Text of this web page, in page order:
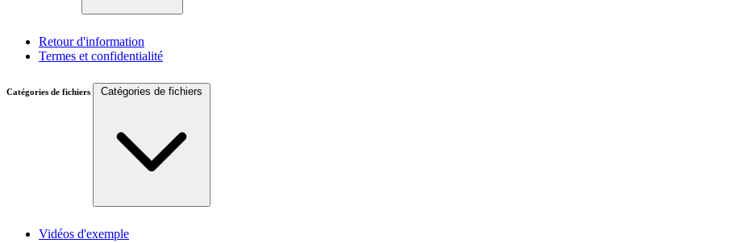
Retour d'information
Termes et confidentialité
Catégories de fichiers Catégories de fichiers
Vidéos d'exemple